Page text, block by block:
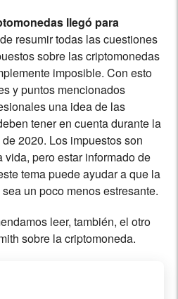
llegó para
resumir todas las cuestiones
sobre las criptomonedas
imposible. Con esto
y puntos mencionados
una idea de las
tener en cuenta durante la
2020. Los impuestos son
pero estar informado de
tema puede ayudar a que la
un poco menos estresante.
leer, también, el otro
sobre la criptomoneda.